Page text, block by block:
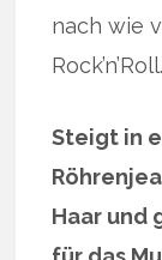
nach wie
Rock’n’Roll.
Steigt in
Haar und